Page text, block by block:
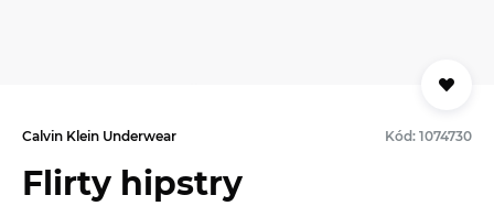
Calvin Klein Underwear Kód: 1074730
Flirty hipstry